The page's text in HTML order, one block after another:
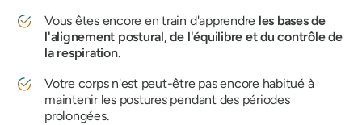
Vous êtes encore en train d'apprendre les bases de
l'alignement postural, de l'équilibre et du contrôle de
la respiration.
Votre corps n'est peut-être pas encore habitué à
maintenir les postures pendant des périodes
prolongées.